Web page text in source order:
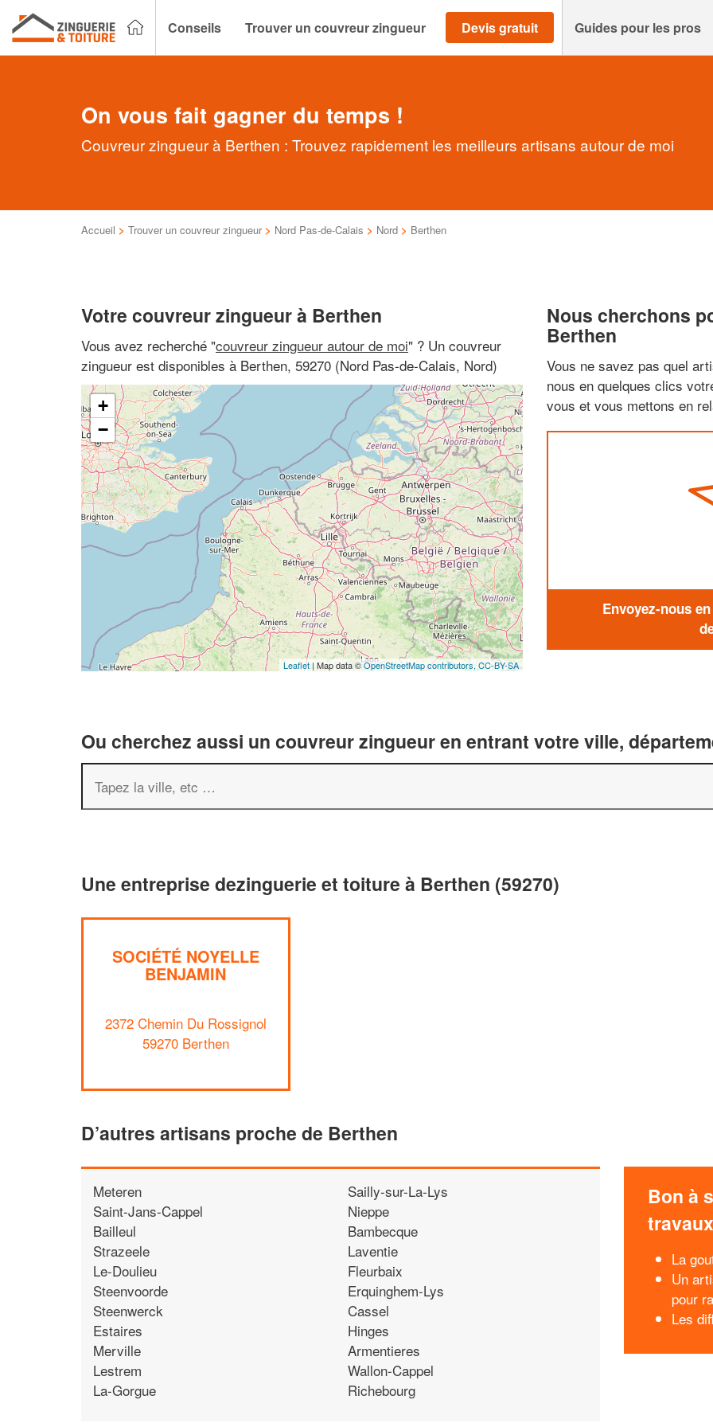
Conseils Trouver un couvreur zingueur Devis gratuit Guides pour les pros
On vous fait gagner du temps !
Couvreur zingueur à Berthen : Trouvez rapidement les meilleurs artisans autour de moi
Accueil > Trouver un couvreur zingueur > Nord Pas-de-Calais > Nord > Berthen
Votre couvreur zingueur à Berthen
Vous avez recherché "couvreur zingueur autour de moi" ? Un couvreur
zingueur est disponibles à Berthen, 59270 (Nord Pas-de-Calais, Nord)
+
−
Leaflet | Map data ©OpenStreetMap contributors, CC-BY-SA
Nous cherchons
Berthen
Vous ne savez pas quel
nous en quelques clics
vous et vous mettons en
Envoyez-nous
Ou cherchez aussi un couvreur zingueur en entrant votre ville,
Une entreprise dezinguerie et toiture à Berthen (59270)
SOCIÉTÉ NOYELLE
BENJAMIN
2372 Chemin Du Rossignol
59270 Berthen
D’autres artisans proche de Berthen
Meteren
Saint-Jans-Cappel
Bailleul
Strazeele
Le-Doulieu
Steenvoorde
Steenwerck
Estaires
Merville
Lestrem
La-Gorgue
Sailly-sur-La-Lys
Nieppe
Bambecque
Laventie
Fleurbaix
Erquinghem-Lys
Cassel
Hinges
Armentieres
Wallon-Cappel
Richebourg
Bon à
travaux
La
Un
pour
Les